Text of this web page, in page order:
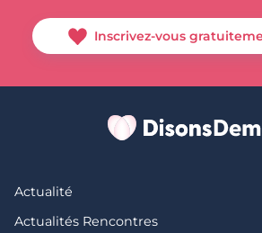
Inscrivez-vous
Actualité
Actualités Rencontres